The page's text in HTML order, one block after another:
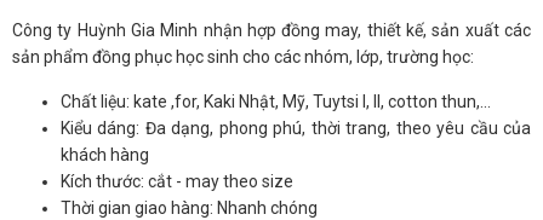
Công ty Huỳnh Gia Minh nhận hợp đồng may, thiết kế, sản xuất các
sản phẩm đồng phục học sinh cho các nhóm, lớp, trường học:
Chất liệu: kate ,for, Kaki Nhật, Mỹ, Tuytsi I, II, cotton thun,...
Kiểu dáng: Đa dạng, phong phú, thời trang, theo yêu cầu của
khách hàng
Kích thước: cắt - may theo size
Thời gian giao hàng: Nhanh chóng